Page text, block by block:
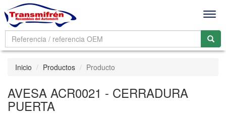
Inicio Productos Producto
AVESA ACR0021 - CERRADURA
PUERTA